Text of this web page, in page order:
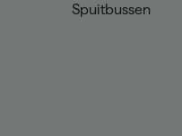
Spuitbussen